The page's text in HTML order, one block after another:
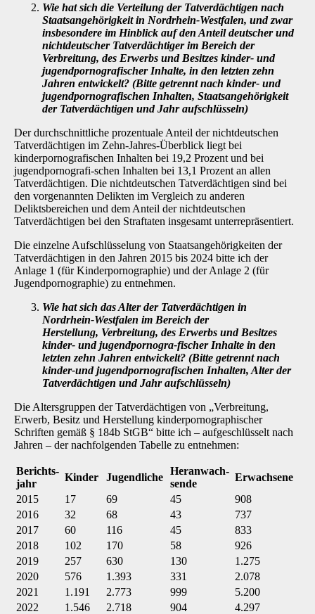
Wie hat sich die Verteilung der Tatverdächtigen nach
Staatsangehörigkeit in Nord­rhein-Westfalen, und zwar
insbesondere im Hinblick auf den Anteil deutscher und
nichtdeutscher Tatverdächtiger im Bereich der
Verbreitung, des Erwerbs und Be­sitzes kinder- und
jugendpornografischer Inhalte, in den letzten zehn
Jahren ent­wickelt? (Bitte getrennt nach kinder- und
jugendpornografischen Inhalten, Staats­angehörigkeit
der Tatverdächtigen und Jahr aufschlüsseln)
Der durchschnittliche prozentuale Anteil der nichtdeutschen
Tatverdächtigen im Zehn-Jahres-Überblick liegt bei
kinderpornografischen Inhalten bei 19,2 Prozent und bei
jugendpornografi-schen Inhalten bei 13,1 Prozent an allen
Tatverdächtigen. Die nichtdeutschen Tatverdächtigen sind bei
den vorgenannten Delikten im Vergleich zu anderen
Deliktsbereichen und dem Anteil der nichtdeutschen
Tatverdächtigen bei den Straftaten insgesamt unterrepräsentiert.
Die einzelne Aufschlüsselung von Staatsangehörigkeiten der
Tatverdächtigen in den Jahren 2015 bis 2024 bitte ich der
Anlage 1 (für Kinderpornographie) und der Anlage 2 (für
Jugend­pornographie) zu entnehmen.
Wie hat sich das Alter der Tatverdächtigen in
Nordrhein-Westfalen im Bereich der
Herstellung, Verbreitung, des Erwerbs und Besitzes
kinder- und jugendpornogra-fischer Inhalte in den
letzten zehn Jahren entwickelt? (Bitte getrennt nach
kinder-und jugendpornografischen Inhalten, Alter der
Tatverdächtigen und Jahr auf­schlüsseln)
Die Altersgruppen der Tatverdächtigen von „Verbreitung,
Erwerb, Besitz und Herstellung kin­derpornographischer
Schriften gemäß § 184b StGB“ bitte ich – aufgeschlüsselt nach
Jahren – der nachfolgenden Tabelle zu entnehmen:
Berichts-
jahr
Kinder Jugendliche
Heranwach-
sende
Erwachsene
2015
17 69 45
908
2016
32 68 43
737
2017
60 116 45
833
2018
102 170 58
926
2019
257 630 130
1.275
2020
576 1.393 331
2.078
2021
1.191 2.773 999
5.200
2022
1.546 2.718 904
4.297